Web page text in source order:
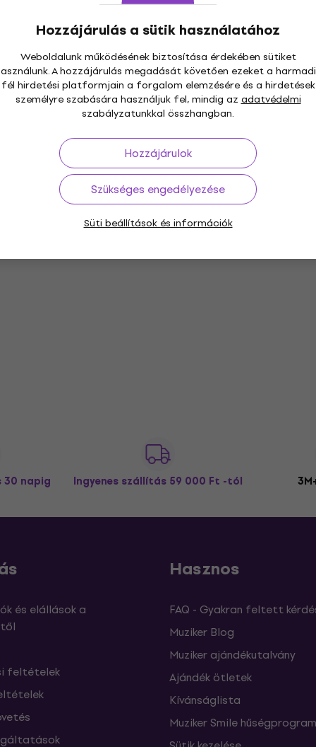
Hozzájárulás a sütik használatához
Weboldalunk működésének biztosítása érdekében sütiket
A hozzájárulás megadását követően ezeket a
fél hirdetési platformjain a forgalom elemzésére és a hirdetések
személyre szabására használjuk fel, mindig azadatvédelmi
szabályzatunkkal összhangban.
Hozzájárulok
Szükséges engedélyezése
Süti beállítások és információk
30 napig Ingyenes szállítás 59 000 Ft -tól
és elállások a
feltételek
Hasznos
FAQ - Gyakran feltett
Muziker Blog
Muziker ajándékutalvány
Ajándék ötletek
Kívánságlista
Muziker Smile hűségprogram